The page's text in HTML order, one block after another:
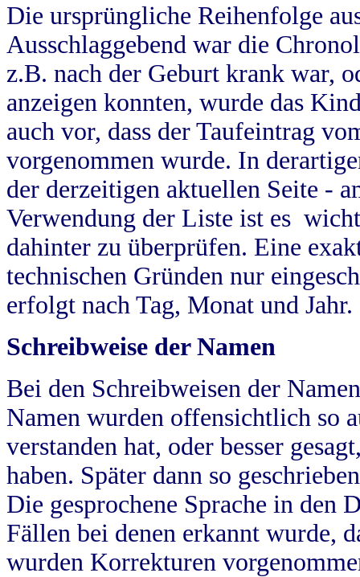
Die ursprüngliche Reihenfolge
Ausschlaggebend war die
z.B. nach der Geburt krank war,
anzeigen konnten, wurde das
auch vor, dass der Taufeintrag
vorgenommen wurde. In
der derzeitigen aktuellen Seite -
Verwendung der Liste ist es
dahinter zu überprüfen. Eine
technischen Gründen nur
erfolgt nach Tag, Monat und Jahr.
Schreibweise der Namen
Bei den Schreibweisen der
Namen wurden offensichtlich so
verstanden hat, oder besser
haben. Später dann so
Die gesprochene Sprache in
Fällen bei denen erkannt wurde,
wurden Korrekturen